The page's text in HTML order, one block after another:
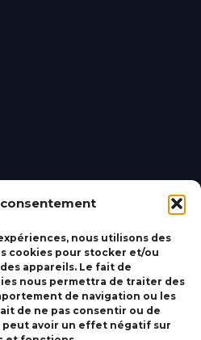
nous utilisons des
cookies pour stocker et/ou
appareils. Le fait de
nous permettra de traiter des
de navigation ou les
de ne pas consentir ou de
avoir un effet négatif sur
Le
50